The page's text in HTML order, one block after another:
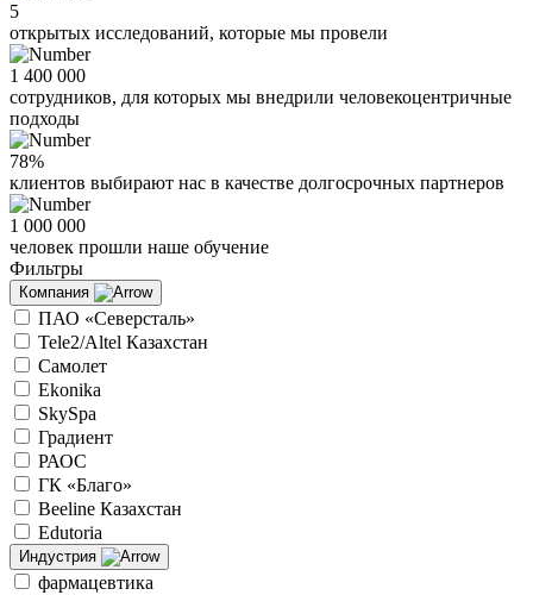
5
открытых исследований, которые мы провели
1 400 000
сотрудников, для которых мы внедрили человекоцентричные
подходы
78%
клиентов выбирают нас в качестве долгосрочных партнеров
1 000 000
человек прошли наше обучение
Фильтры
Компания
ПАО «Северсталь»
Tele2/Altel Казахстан
Самолет
Ekonika
SkySpa
Градиент
РАОС
ГК «Благо»
Beeline Казахстан
Edutoria
Индустрия
фармацевтика